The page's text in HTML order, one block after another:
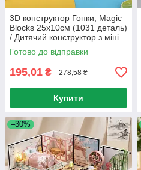
3D конструктор Гонки, Magic
Blocks 25х10см (1031 деталь)
/ Дитячий конструктор з міні
блоків / Піксельний
конструктор 3Д
Готово до відправки
195,01 ₴ 278,58 ₴
Купити
–30%